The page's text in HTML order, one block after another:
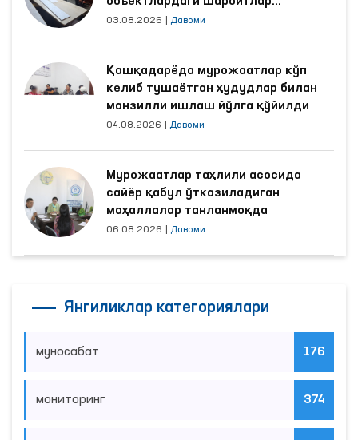
яхшиланди
03.08.2026 Давоми
Қашқадарёда мурожаатлар кўп
келиб тушаётган ҳудудлар билан
манзилли ишлаш йўлга қўйилди
04.08.2026 Давоми
Мурожаатлар таҳлили асосида
сайёр қабул ўтказиладиган
маҳаллалар танланмоқда
06.08.2026 Давоми
Янгиликлар категориялари
муносабат 176
мониторинг 374